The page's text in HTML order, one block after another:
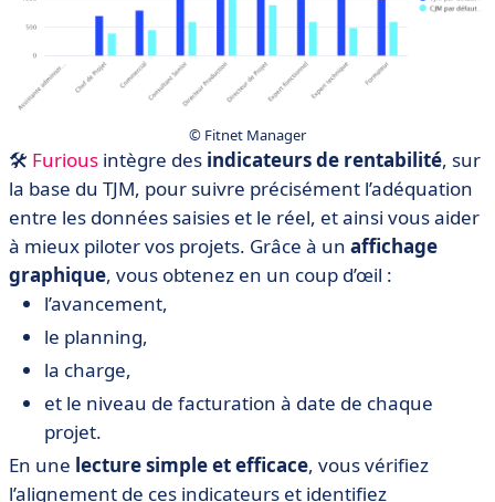
© Fitnet Manager
🛠️ Furious intègre des indicateurs de rentabilité, sur
la base du TJM, pour suivre précisément l’adéquation
entre les données saisies et le réel, et ainsi vous aider
à mieux piloter vos projets. Grâce à un affichage
graphique, vous obtenez en un coup d’œil :
l’avancement,
le planning,
la charge,
et le niveau de facturation à date de chaque
projet.
En une lecture simple et efficace, vous vérifiez
l’alignement de ces indicateurs et identifiez